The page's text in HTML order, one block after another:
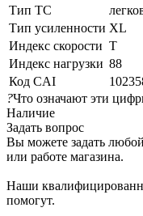
Тип ТС
Тип усиленности XL
Индекс скорости T
Индекс нагрузки 88
Код CAI
?Что означают эти
Наличие
Задать вопрос
Вы можете задать
или работе магазина.
Наши
помогут.